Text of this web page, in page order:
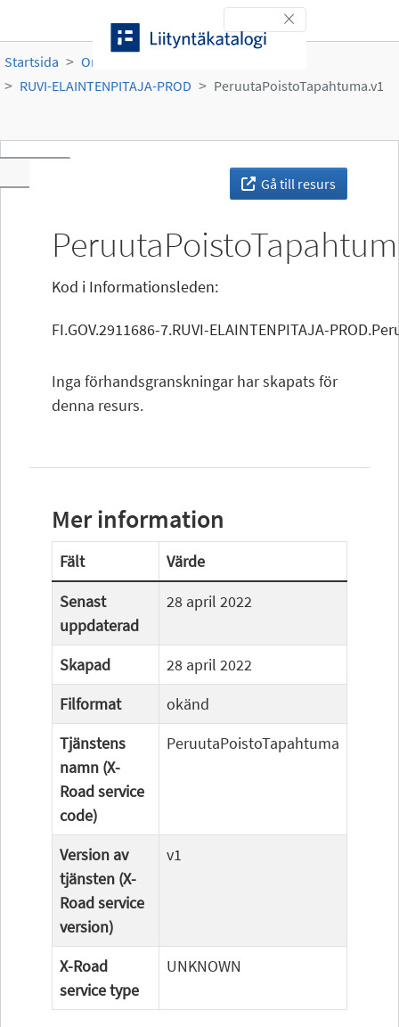
Toggle navigation
Startsida Organisationer
RUVI-ELAINTENPITAJA-PROD
PeruutaPoistoTapahtuma.v1
Gå till resurs
Kod i Informationsleden:
FI.GOV.2911686-7.RUVI-ELAINTENPITAJA-
Inga förhandsgranskningar har skapats för
denna resurs.
Mer information
Fält
Värde
Senast
uppdaterad
28 april 2022
Skapad
28 april 2022
Filformat
okänd
Tjänstens
namn (X-
Road service
code)
PeruutaPoistoTapahtuma
Version av
tjänsten (X-
Road service
version)
v1
X-Road
service type
UNKNOWN